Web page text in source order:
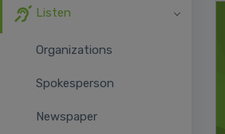
Listen
Organizations
Spokesperson
Newspaper